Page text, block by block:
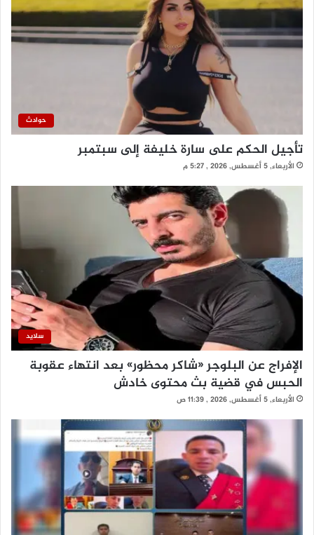
حوادث
تأجيل الحكم على سارة خليفة إلى سبتمبر
الأربعاء, 5 أغسطس, 2026 , 5:27 م
سلايد
الإفراج عن البلوجر «شاكر محظور» بعد انتهاء عقوبة
الحبس في قضية بث محتوى خادش
الأربعاء, 5 أغسطس, 2026 , 11:39 ص